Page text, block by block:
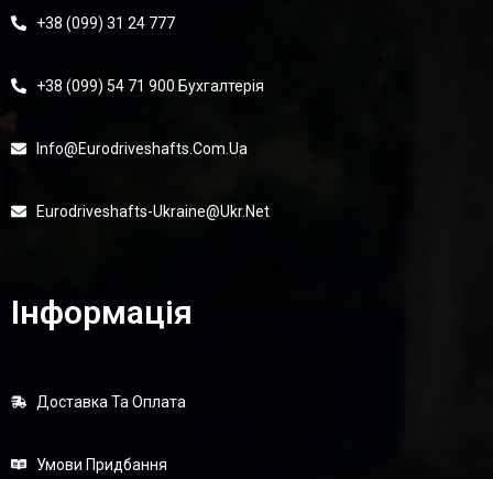
+38 (099) 31 24 777
+38 (099) 54 71 900 Бухгалтерія
Info@eurodriveshafts.com.ua
Eurodriveshafts-Ukraine@ukr.net
Інформація
Доставка Та Оплата
Умови Придбання